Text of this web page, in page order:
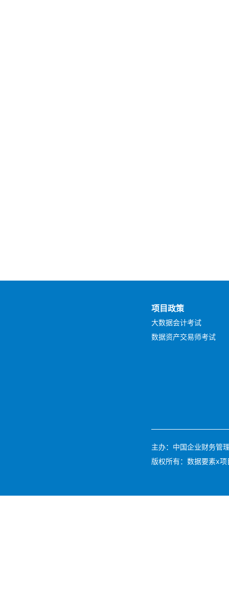
项目政策
大数据会计考试
数据资产交易师考试
主办：中国企业财务
版权所有：数据要素x